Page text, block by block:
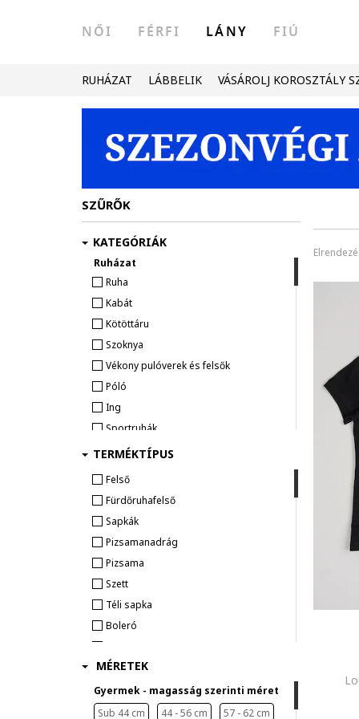
NŐI FÉRFI LÁNY FIÚ
RUHÁZAT LÁBBELIK VÁSÁROLJ KOROSZTÁLY
SZŰRŐK
KATEGÓRIÁK
Ruházat
Ruha
Kabát
Kötöttáru
Szoknya
Vékony pulóverek és felsők
Póló
Ing
Sportruhák
Kapucnis pulóver
Kiegészítő
Zokni és harisnya
Kesztyű
TERMÉKTÍPUS
Felső
Fürdőruhafelső
Sapkák
Pizsamanadrág
Pizsama
Szett
Téli sapka
Boleró
Sportmelltartó
Kardigán
Kabát
MÉRETEK
Gyermek - magasság szerinti méret
Sub 44 cm
44 - 56 cm
57 - 62 cm